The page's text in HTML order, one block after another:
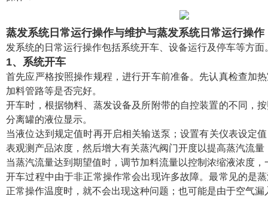
蒸发系统日常运行操作与维护与蒸发系统日常运行操作
发系统的日常运行操作包括系统开车、设备运行及停车等方面
1、系统开车
首先应严格按照操作规程，进行开车前准备。先认真检查加
加料管路等是否完好。
开车时，根据物料、蒸发设备及所附带的自控装置的不同，
分离罐的液位显示。
当液位达到规定值时再开启相关输送泵；设置有关仪表设定
表观测产品浓度，然后增大有关蒸汽阀门开度以提高蒸汽流量
当蒸汽流量达到期望值时，调节加料流量以控制浓缩液浓度
开车过程中由于非正常操作常会出现许多故障。最常见的是
正常操作温度时，就不会出现这种问题；也可能是由于空气